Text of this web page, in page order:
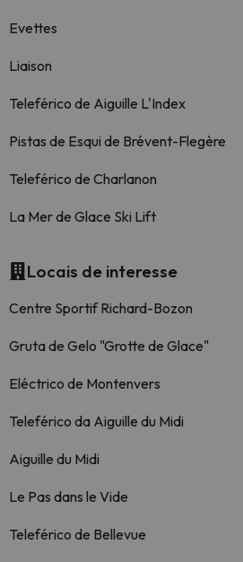
Evettes
Liaison
Teleférico de Aiguille L'Index
Pistas de Esqui de Brévent-Flegère
Teleférico de Charlanon
La Mer de Glace Ski Lift
Locais de interesse
Centre Sportif Richard-Bozon
Gruta de Gelo "Grotte de Glace"
Eléctrico de Montenvers
Teleférico da Aiguille du Midi
Aiguille du Midi
Le Pas dans le Vide
Teleférico de Bellevue